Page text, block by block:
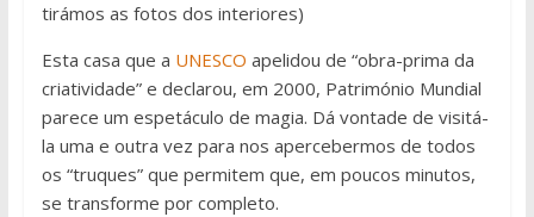
tirámos as fotos dos interiores)
Esta casa que a UNESCO apelidou de “obra-prima da
criatividade” e declarou, em 2000, Património Mundial
parece um espetáculo de magia. Dá vontade de visitá-
la uma e outra vez para nos apercebermos de todos
os “truques” que permitem que, em poucos minutos,
se transforme por completo.